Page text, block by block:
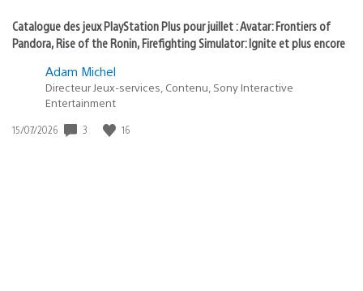
Catalogue des jeux PlayStation Plus pour juillet : Avatar: Frontiers of
Pandora, Rise of the Ronin, Firefighting Simulator: Ignite et plus encore
Adam Michel
Directeur Jeux-services, Contenu, Sony Interactive
Entertainment
Date
15/07/2026 3 16